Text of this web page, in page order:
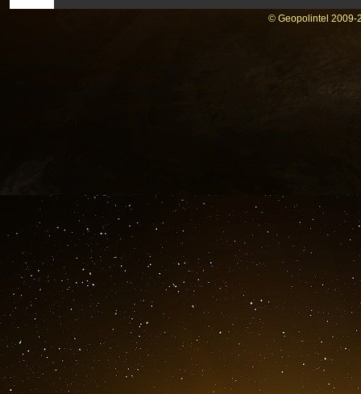
Smartmatic dans le cadre d’un complot
de-vin pour installer ses machines à voter
qui est en conflit avec les alliés de Donald
lesquelles elle aurait manipulé l’élection
Dans un communiqué publié jeudi, le
Roger Piñate, cofondateur de Smartmatic né
basée à Boca Raton, en Floride, avaient
commission électorale des Philippines par le
le coût de chaque machine à voter fournie aux
© Geopolintel 2009-